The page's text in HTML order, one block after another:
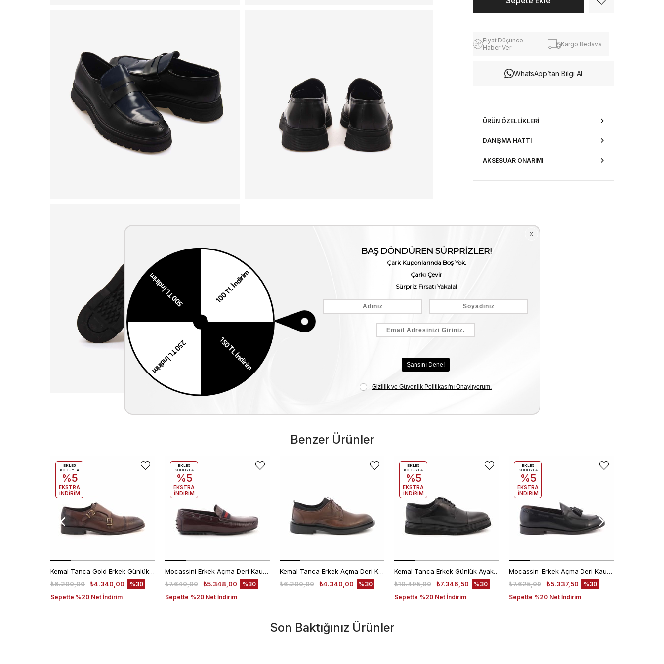
Fiyat Düşünce
Haber Ver
Kargo Bedava
WhatsApp’tan Bilgi Al
ÜRÜN ÖZELLIKLERI
DANIŞMA HATTI
AKSESUAR ONARIMI
Benzer Ürünler
Kemal Tanca Gold Erkek Günlük Ayakkabı 6612-152
₺4.340,00
₺6.200,00
Sepette %20 Net İndirim
%30
EKLE5
KODUYLA
%5
EKSTRA
İNDİRİM
Mocassini Erkek Açma Deri Kauçuk Taban Bordo Günlük Ayakkabı
₺5.348,00
₺7.640,00
Sepette %20 Net İndirim
%30
EKLE5
KODUYLA
%5
EKSTRA
İNDİRİM
Kemal Tanca Erkek Açma Deri Kahverengi Bağcıklı Klasik Ayakkabı Kauçuk Taban 0189
₺4.340,00
₺6.200,00 %30
Kemal Tanca Erkek Günlük Ayakkabı 9430-1
₺7.346,50
₺10.495,00
Sepette %20 Net İndirim
%30
EKLE5
KODUYLA
%5
EKSTRA
İNDİRİM
Mocassini Erkek Açma Deri Kauçuk Taban Siyah Günlük Ayakkabı
₺5.337,50
₺7.625,00
Sepette %20 Net İndirim
%30
EKLE5
KODUYLA
%5
EKSTRA
İNDİRİM
Son Baktığınız Ürünler